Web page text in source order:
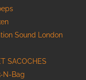
Sound London
SACOCHES
N-Bag